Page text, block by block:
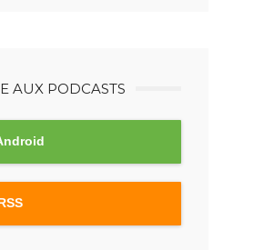
AUX PODCASTS